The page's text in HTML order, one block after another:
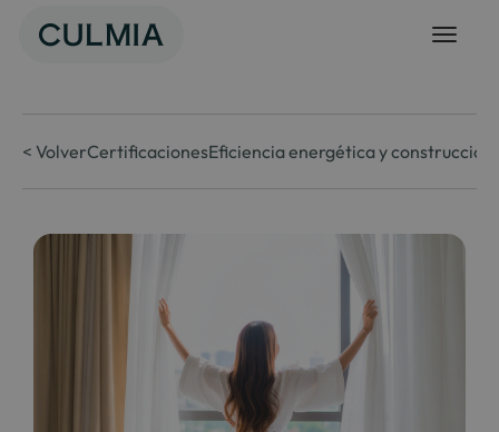
< VolverCertificacionesEficiencia energética y construcción